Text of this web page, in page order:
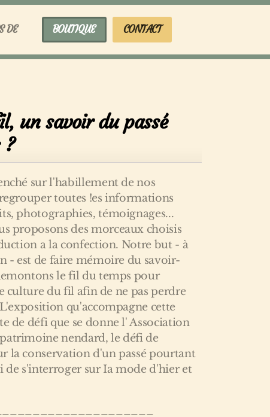
DE BOUTIQUE CONTACT
un savoir du passé
?
sur l'habillement de nos
regrouper toutes !es informations
photographies, témoignages...
proposons des morceaux choisis
a la confection. Notre but - à
- est de faire mémoire du savoir-
le fil du temps pour
culture du fil afin de ne pas perdre
qu'accompagne cette
de défi que se donne l' Association
nendard, le défi de
la conservation d'un passé pourtant
de s'interroger sur Ia mode d'hier et